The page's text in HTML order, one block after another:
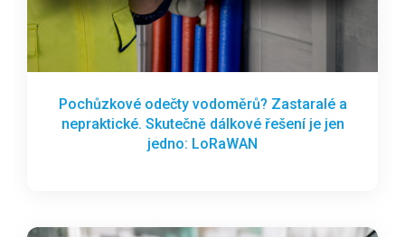
Pochůzkové odečty vodoměrů? Zastaralé a
nepraktické. Skutečně dálkové řešení je jen
jedno: LoRaWAN